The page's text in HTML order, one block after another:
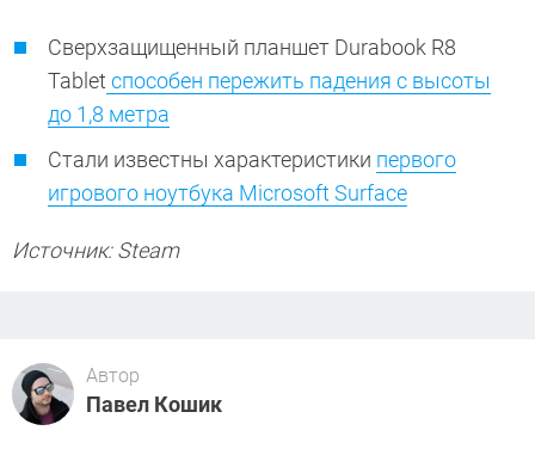
Сверхзащищенный планшет Durabook R8
Tablet способен пережить падения с высоты
до 1,8 метра
Стали известны характеристики первого
игрового ноутбука Microsoft Surface
Источник: Steam
Автор
Павел Кошик